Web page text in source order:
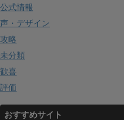
公式情報
声・デザイン
攻略
未分類
歓喜
評価
おすすめサイト